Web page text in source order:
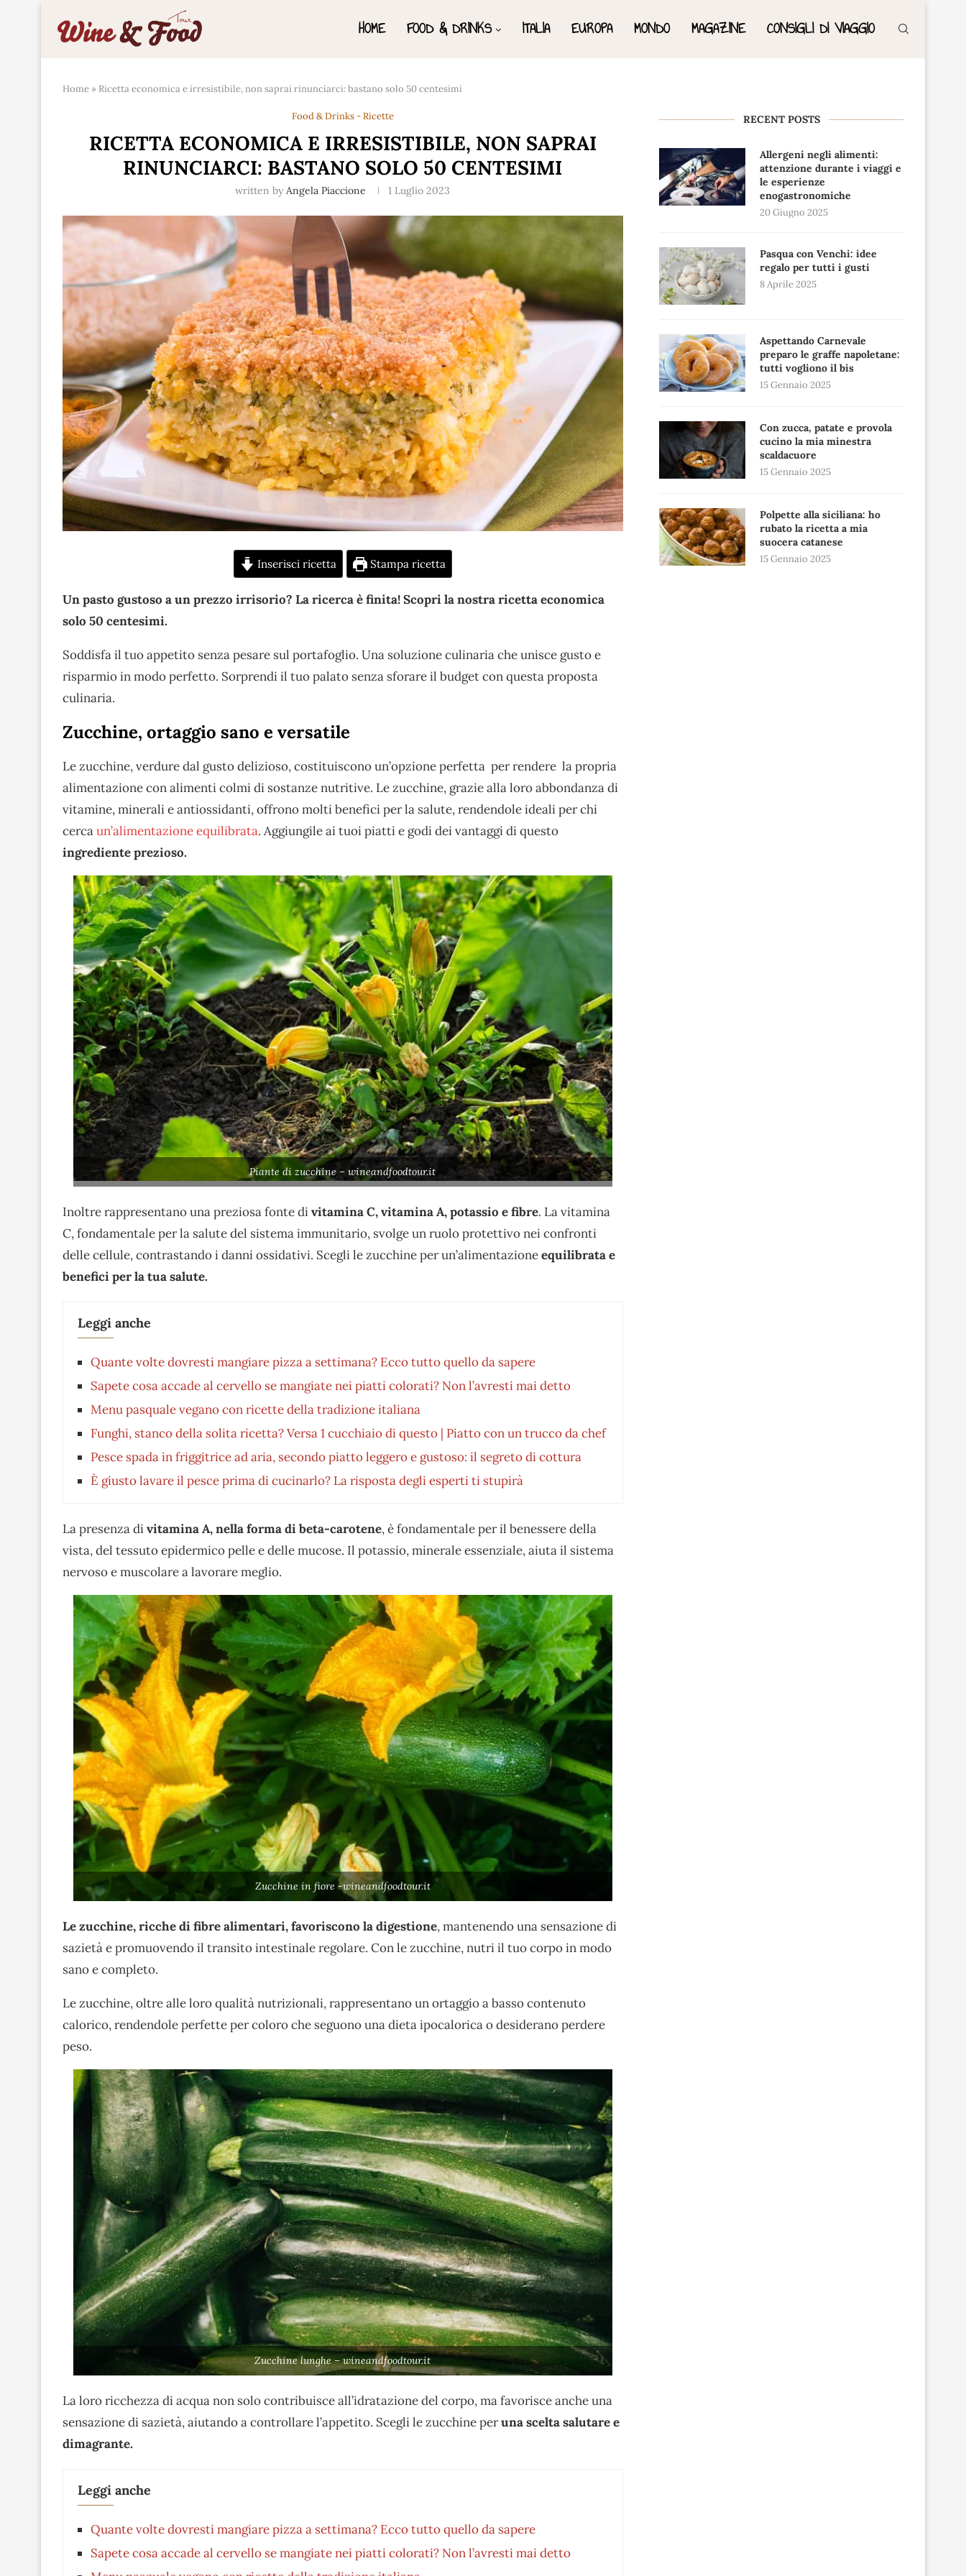
HOME FOOD & DRINKS ITALIA EUROPA MONDO MAGAZINE CONSIGLI DI VIAGGIO
Home » Ricetta economica e irresistibile, non saprai rinunciarci: bastano solo 50 centesimi
Food & Drinks - Ricette
RICETTA ECONOMICA E IRRESISTIBILE, NON SAPRAI
RINUNCIARCI: BASTANO SOLO 50 CENTESIMI
written byAngela Piaccione 1 Luglio 2023
Inserisci ricetta Stampa ricetta
Un pasto gustoso a un prezzo irrisorio? La ricerca è finita! Scopri la nostra ricetta economica
solo 50 centesimi.
Soddisfa il tuo appetito senza pesare sul portafoglio. Una soluzione culinaria che unisce gusto e
risparmio in modo perfetto. Sorprendi il tuo palato senza sforare il budget con questa proposta
culinaria.
Zucchine, ortaggio sano e versatile
Le zucchine, verdure dal gusto delizioso, costituiscono un’opzione perfetta per rendere la propria
alimentazione con alimenti colmi di sostanze nutritive. Le zucchine, grazie alla loro abbondanza di
vitamine, minerali e antiossidanti, offrono molti benefici per la salute, rendendole ideali per chi
cercaun’alimentazione equilibrata. Aggiungile ai tuoi piatti e godi dei vantaggi di questo
ingrediente prezioso.
Piante di zucchine – wineandfoodtour.it
Inoltre rappresentano una preziosa fonte divitamina C, vitamina A, potassio e fibre. La vitamina
C, fondamentale per la salute del sistema immunitario, svolge un ruolo protettivo nei confronti
delle cellule, contrastando i danni ossidativi. Scegli le zucchine per un’alimentazioneequilibrata e
benefici per la tua salute.
Leggi anche
Quante volte dovresti mangiare pizza a settimana? Ecco tutto quello da sapere
Sapete cosa accade al cervello se mangiate nei piatti colorati? Non l’avresti mai detto
Menu pasquale vegano con ricette della tradizione italiana
Funghi, stanco della solita ricetta? Versa 1 cucchiaio di questo | Piatto con un trucco da chef
Pesce spada in friggitrice ad aria, secondo piatto leggero e gustoso: il segreto di cottura
È giusto lavare il pesce prima di cucinarlo? La risposta degli esperti ti stupirà
La presenza divitamina A, nella forma di beta-carotene, è fondamentale per il benessere della
vista, del tessuto epidermico pelle e delle mucose. Il potassio, minerale essenziale, aiuta il sistema
nervoso e muscolare a lavorare meglio.
Zucchine in fiore -wineandfoodtour.it
Le zucchine, ricche di fibre alimentari, favoriscono la digestione, mantenendo una sensazione di
sazietà e promuovendo il transito intestinale regolare. Con le zucchine, nutri il tuo corpo in modo
sano e completo.
Le zucchine, oltre alle loro qualità nutrizionali, rappresentano un ortaggio a basso contenuto
calorico, rendendole perfette per coloro che seguono una dieta ipocalorica o desiderano perdere
peso.
Zucchine lunghe – wineandfoodtour.it
La loro ricchezza di acqua non solo contribuisce all’idratazione del corpo, ma favorisce anche una
sensazione di sazietà, aiutando a controllare l’appetito. Scegli le zucchine peruna scelta salutare e
dimagrante.
Leggi anche
Quante volte dovresti mangiare pizza a settimana? Ecco tutto quello da sapere
Sapete cosa accade al cervello se mangiate nei piatti colorati? Non l’avresti mai detto
RECENT POSTS
Allergeni negli alimenti:
attenzione durante i viaggi e
le esperienze
enogastronomiche
20 Giugno 2025
Pasqua con Venchi: idee
regalo per tutti i gusti
8 Aprile 2025
Aspettando Carnevale
preparo le graffe napoletane:
tutti vogliono il bis
15 Gennaio 2025
Con zucca, patate e provola
cucino la mia minestra
scaldacuore
15 Gennaio 2025
Polpette alla siciliana: ho
rubato la ricetta a mia
suocera catanese
15 Gennaio 2025